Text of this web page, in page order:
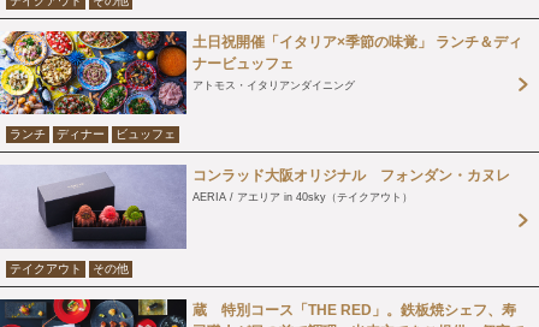
土日祝開催「イタリア×季節の味覚」 ランチ＆ディ
ナービュッフェ
アトモス・イタリアンダイニング
ランチ ディナー ビュッフェ
コンラッド大阪オリジナル フォンダン・カヌレ
AERIA / アエリア in 40sky（テイクアウト）
テイクアウト その他
蔵 特別コース「THE RED」。鉄板焼シェフ、寿